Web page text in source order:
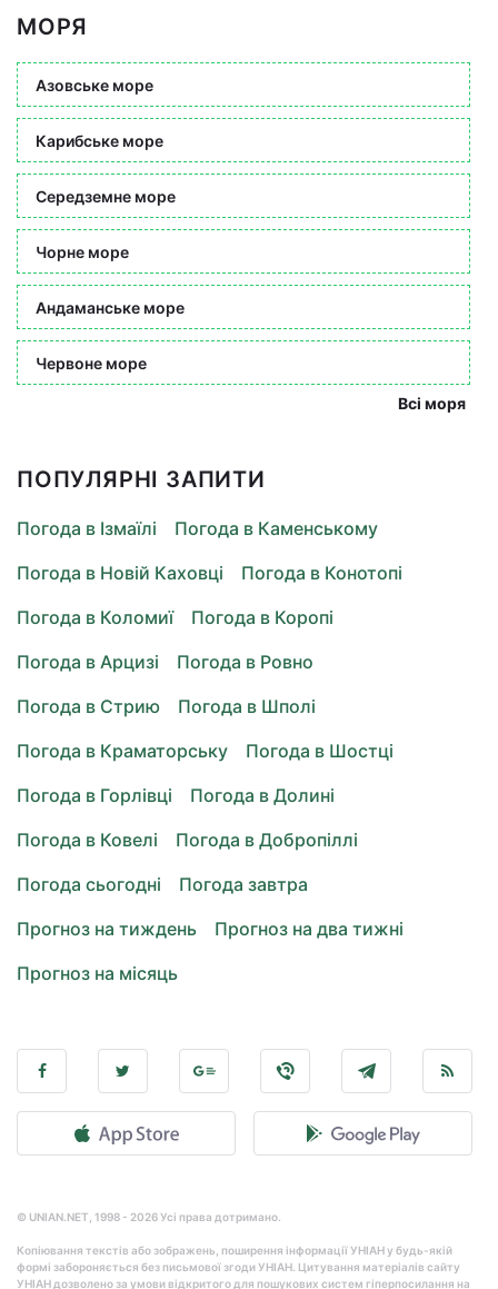
МОРЯ
Азовське море
Карибське море
Середземне море
Чорне море
Андаманське море
Червоне море
Всі моря
ПОПУЛЯРНІ ЗАПИТИ
Погода в Ізмаїлі
Погода в Каменському
Погода в Новій Каховці
Погода в Конотопі
Погода в Коломиї
Погода в Коропі
Погода в Арцизі
Погода в Ровно
Погода в Стрию
Погода в Шполі
Погода в Краматорську
Погода в Шостці
Погода в Горлівці
Погода в Долині
Погода в Ковелі
Погода в Добропіллі
Погода сьогодні
Погода завтра
Прогноз на тиждень
Прогноз на два тижні
Прогноз на місяць
© UNIAN.NET, 1998 - 2026 Усі права дотримано.
Копіювання текстів або зображень, поширення інформації УНІАН у будь-якій
формі забороняється без письмової згоди УНІАН. Цитування матеріалів сайту
УНІАН дозволено за умови відкритого для пошукових систем гіперпосилання на